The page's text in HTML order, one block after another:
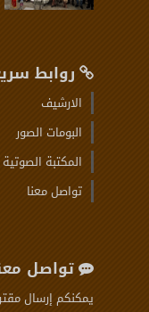
روابط
الارشيف
البومات الصور
المكتبة الصوتية
تواصل معنا
تواصل
يمكنكم إرسال